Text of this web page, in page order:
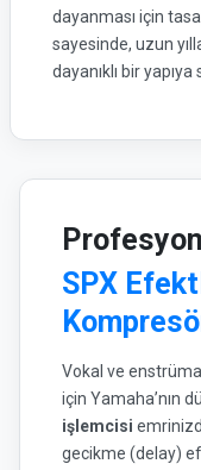
dayanması için
sayesinde, uzun
dayanıklı bir yapıya
SPX
Vokal ve
için Yamaha’nın
işlemcisi
gecikme (delay)